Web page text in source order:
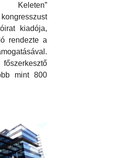
kiadója,
rendezte a
mint 800